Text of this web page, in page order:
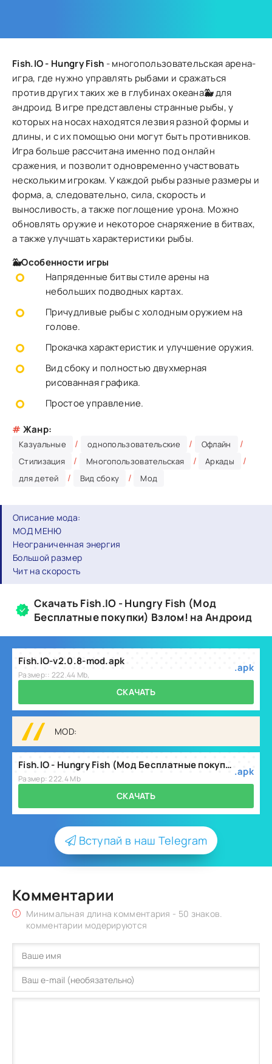
Fish.IO - Hungry Fish - многопользовательская арена-
игра, где нужно управлять рыбами и сражаться
против других таких же в глубинах океана🐳для
андроид. В игре представлены странные рыбы, у
которых на носах находятся лезвия разной формы и
длины, и с их помощью они могут быть противников.
Игра больше рассчитана именно под онлайн
сражения, и позволит одновременно участвовать
нескольким игрокам. У каждой рыбы разные размеры и
форма, а, следовательно, сила, скорость и
выносливость, а также поглощение урона. Можно
обновлять оружие и некоторое снаряжение в битвах,
а также улучшать характеристики рыбы.
🐳Особенности игры
Напряденные битвы стиле арены на
небольших подводных картах.
Причудливые рыбы с холодным оружием на
голове.
Прокачка характеристик и улучшение оружия.
Вид сбоку и полностью двухмерная
рисованная графика.
Простое управление.
# Жанр:
Казуальные / однопользовательские / Офлайн /
Стилизация / Многопользовательская / Аркады /
для детей / Вид сбоку / Мод
Описание мода:
МОД МЕНЮ
Неограниченная энергия
Большой размер
Чит на скорость
Скачать Fish.IO - Hungry Fish (Мод
Бесплатные покупки) Взлом! на Андроид
Fish.IO-v2.0.8-mod.apk
Размер:: 222.44 Mb,
.apk
СКАЧАТЬ
MOD:
Fish.IO - Hungry Fish (Мод Бесплатные покупки) v2.1.0
Размер: 222.4 Mb
.apk
СКАЧАТЬ
Вступай в наш Telegram
Комментарии
Минимальная длина комментария - 50 знаков.
комментарии модерируются